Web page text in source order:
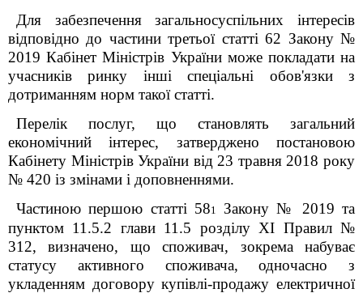
Для забезпечення загальносуспільних інтересів
відповідно до частини третьої статті 62 Закону №
2019 Кабінет Міністрів України може покладати на
учасників ринку інші спеціальні обов'язки з
дотриманням норм такої статті.
Перелік послуг, що становлять загальний
економічний інтерес, затверджено постановою
Кабінету Міністрів України від 23 травня 2018 року
№ 420 із змінами і доповненнями.
Частиною першою статті 581
Закону № 2019 та
пунктом 11.5.2 глави 11.5 розділу XI Правил №
312, визначено, що споживач, зокрема набуває
статусу активного споживача, одночасно з
укладенням договору купівлі-продажу електричної